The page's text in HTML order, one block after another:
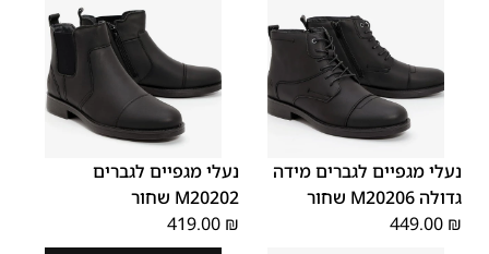
נעלי מגפיים לגברים מידה
גדולה M20206 שחור
449.00 ₪
40
41
42
43
44
נעלי מגפיים לגברים
M20202 שחור
419.00 ₪